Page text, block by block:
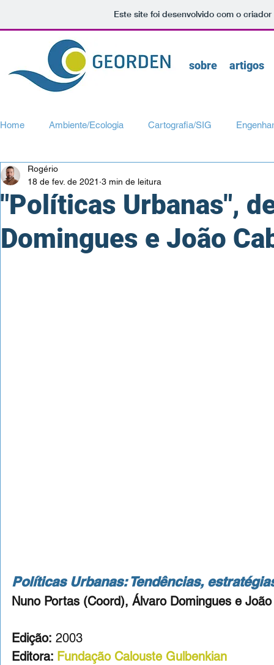
Este site foi desenvolvido com o
sobre artigos
Home Ambiente/Ecologia Cartografia/SIG
Transportes/Mobilidade
"Políticas Urbanas",
Domingues e João
Rogério
18 de fev. de 2021 3 min de leitura
Políticas Urbanas: Tendências,
Nuno Portas (Coord), Álvaro Domingues e
Edição: 2003
Editora: Fundação Calouste Gulbenkian